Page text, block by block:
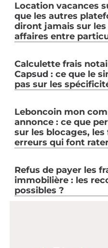
Location vacances
que les autres
diront jamais sur les
affaires entre
Calculette frais
Capsud : ce que le
pas sur les
Leboncoin mon
annonce : ce que
sur les blocages,
erreurs qui font
Refus de payer les
immobilière : les
possibles ?